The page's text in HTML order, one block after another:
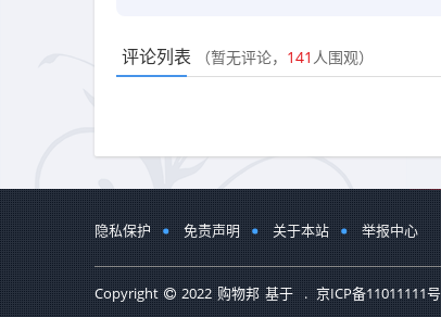
评论列表 （暂无评论， 141 人围观）
隐私保护 免责声明 关于本站 举报中心
Copyright 2022 购物邦 基于 . 京ICP备11011111号